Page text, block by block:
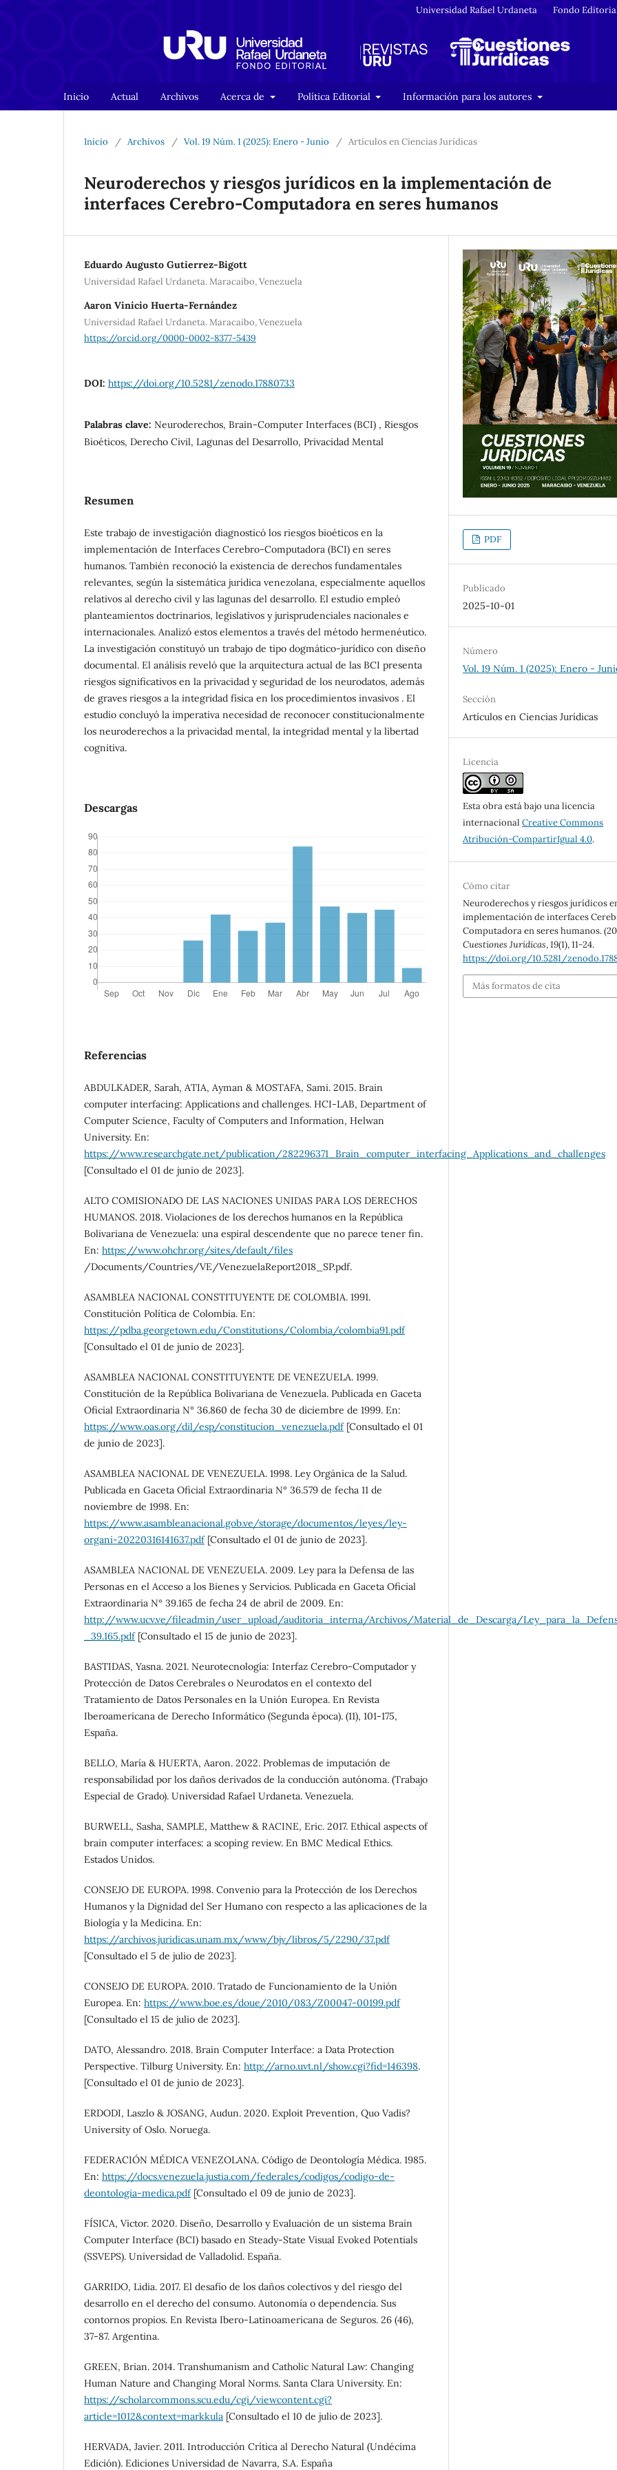
Inicio Actual Archivos Acerca de Política Editorial Información para los autores
Universidad Rafael Urdaneta Fondo
Inicio / Archivos / Vol. 19 Núm. 1 (2025): Enero - Junio / Artículos en Ciencias Jurídicas
Neuroderechos y riesgos jurídicos en la implementación de
interfaces Cerebro-Computadora en seres humanos
Eduardo Augusto Gutierrez-Bigott
Universidad Rafael Urdaneta. Maracaibo, Venezuela
Aaron Vinicio Huerta-Fernández
Universidad Rafael Urdaneta. Maracaibo, Venezuela
https://orcid.org/0000-0002-8377-5439
DOI: https://doi.org/10.5281/zenodo.17880733
Palabras clave: Neuroderechos, Brain-Computer Interfaces (BCI) , Riesgos
Bioéticos, Derecho Civil, Lagunas del Desarrollo, Privacidad Mental
Resumen
Este trabajo de investigación diagnosticó los riesgos bioéticos en la
implementación de Interfaces Cerebro-Computadora (BCI) en seres
humanos. También reconoció la existencia de derechos fundamentales
relevantes, según la sistemática jurídica venezolana, especialmente aquellos
relativos al derecho civil y las lagunas del desarrollo. El estudio empleó
planteamientos doctrinarios, legislativos y jurisprudenciales nacionales e
internacionales. Analizó estos elementos a través del método hermenéutico.
La investigación constituyó un trabajo de tipo dogmático-jurídico con diseño
documental. El análisis reveló que la arquitectura actual de las BCI presenta
riesgos significativos en la privacidad y seguridad de los neurodatos, además
de graves riesgos a la integridad física en los procedimientos invasivos . El
estudio concluyó la imperativa necesidad de reconocer constitucionalmente
los neuroderechos a la privacidad mental, la integridad mental y la libertad
cognitiva.
Descargas
Referencias
ABDULKADER, Sarah, ATIA, Ayman & MOSTAFA, Sami. 2015. Brain
computer interfacing: Applications and challenges. HCI-LAB, Department of
Computer Science, Faculty of Computers and Information, Helwan
University. En:
https://www.researchgate.net/publication/282296371_Brain_computer_interfacing_Applications_and_challenges
[Consultado el 01 de junio de 2023].
ALTO COMISIONADO DE LAS NACIONES UNIDAS PARA LOS DERECHOS
HUMANOS. 2018. Violaciones de los derechos humanos en la República
Bolivariana de Venezuela: una espiral descendente que no parece tener fin.
En: https://www.ohchr.org/sites/default/files
/Documents/Countries/VE/VenezuelaReport2018_SP.pdf.
ASAMBLEA NACIONAL CONSTITUYENTE DE COLOMBIA. 1991.
Constitución Política de Colombia. En:
https://pdba.georgetown.edu/Constitutions/Colombia/colombia91.pdf
[Consultado el 01 de junio de 2023].
ASAMBLEA NACIONAL CONSTITUYENTE DE VENEZUELA. 1999.
Constitución de la República Bolivariana de Venezuela. Publicada en Gaceta
Oficial Extraordinaria N° 36.860 de fecha 30 de diciembre de 1999. En:
https://www.oas.org/dil/esp/constitucion_venezuela.pdf[Consultado el 01
de junio de 2023].
ASAMBLEA NACIONAL DE VENEZUELA. 1998. Ley Orgánica de la Salud.
Publicada en Gaceta Oficial Extraordinaria N° 36.579 de fecha 11 de
noviembre de 1998. En:
https://www.asambleanacional.gob.ve/storage/documentos/leyes/ley-
organi-20220316141637.pdf[Consultado el 01 de junio de 2023].
ASAMBLEA NACIONAL DE VENEZUELA. 2009. Ley para la Defensa de las
Personas en el Acceso a los Bienes y Servicios. Publicada en Gaceta Oficial
Extraordinaria N° 39.165 de fecha 24 de abril de 2009. En:
http://www.ucv.ve/fileadmin/user_upload/auditoria_interna/Archivos/Material_de_Descarga/
_39.165.pdf[Consultado el 15 de junio de 2023].
BASTIDAS, Yasna. 2021. Neurotecnología: Interfaz Cerebro-Computador y
Protección de Datos Cerebrales o Neurodatos en el contexto del
Tratamiento de Datos Personales en la Unión Europea. En Revista
Iberoamericana de Derecho Informático (Segunda época). (11), 101-175,
España.
BELLO, María & HUERTA, Aaron. 2022. Problemas de imputación de
responsabilidad por los daños derivados de la conducción autónoma. (Trabajo
Especial de Grado). Universidad Rafael Urdaneta. Venezuela.
BURWELL, Sasha, SAMPLE, Matthew & RACINE, Eric. 2017. Ethical aspects of
brain computer interfaces: a scoping review. En BMC Medical Ethics.
Estados Unidos.
CONSEJO DE EUROPA. 1998. Convenio para la Protección de los Derechos
Humanos y la Dignidad del Ser Humano con respecto a las aplicaciones de la
Biología y la Medicina. En:
https://archivos.juridicas.unam.mx/www/bjv/libros/5/2290/37.pdf
[Consultado el 5 de julio de 2023].
CONSEJO DE EUROPA. 2010. Tratado de Funcionamiento de la Unión
Europea. En: https://www.boe.es/doue/2010/083/Z00047-00199.pdf
[Consultado el 15 de julio de 2023].
DATO, Alessandro. 2018. Brain Computer Interface: a Data Protection
Perspective. Tilburg University. En: http://arno.uvt.nl/show.cgi?fid=146398.
[Consultado el 01 de junio de 2023].
ERDODI, Laszlo & JOSANG, Audun. 2020. Exploit Prevention, Quo Vadis?
University of Oslo. Noruega.
FEDERACIÓN MÉDICA VENEZOLANA. Código de Deontología Médica. 1985.
En: https://docs.venezuela.justia.com/federales/codigos/codigo-de-
deontologia-medica.pdf[Consultado el 09 de junio de 2023].
FÍSICA, Victor. 2020. Diseño, Desarrollo y Evaluación de un sistema Brain
Computer Interface (BCI) basado en Steady-State Visual Evoked Potentials
(SSVEPS). Universidad de Valladolid. España.
GARRIDO, Lidia. 2017. El desafío de los daños colectivos y del riesgo del
desarrollo en el derecho del consumo. Autonomía o dependencia. Sus
contornos propios. En Revista Ibero-Latinoamericana de Seguros. 26 (46),
37-87. Argentina.
GREEN, Brian. 2014. Transhumanism and Catholic Natural Law: Changing
Human Nature and Changing Moral Norms. Santa Clara University. En:
https://scholarcommons.scu.edu/cgi/viewcontent.cgi?
article=1012&context=markkula [Consultado el 10 de julio de 2023].
HERVADA, Javier. 2011. Introducción Crítica al Derecho Natural (Undécima
Edición). Ediciones Universidad de Navarra, S.A. España
PDF
Publicado
2025-10-01
Número
Vol. 19 Núm. 1 (2025): Enero -
Sección
Artículos en Ciencias Jurídicas
Licencia
Esta obra está bajo una licencia
internacionalCreative Commons
Atribución-CompartirIgual 4.0.
Cómo citar
Neuroderechos y riesgos jurídicos
implementación de interfaces
Computadora en seres humanos.
Cuestiones Jurídicas,19(1), 11-24.
https://doi.org/10.5281/
Más formatos de cita